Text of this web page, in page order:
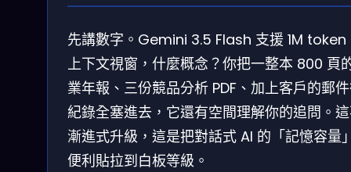
先講數字。Gemini 3.5 Flash 支援 1M token
上下文視窗，什麼概念？你把一整本 800 頁
業年報、三份競品分析 PDF、加上客戶的郵
紀錄全塞進去，它還有空間理解你的追問。
漸進式升級，這是把對話式 AI 的「記憶容量
便利貼拉到白板等級。